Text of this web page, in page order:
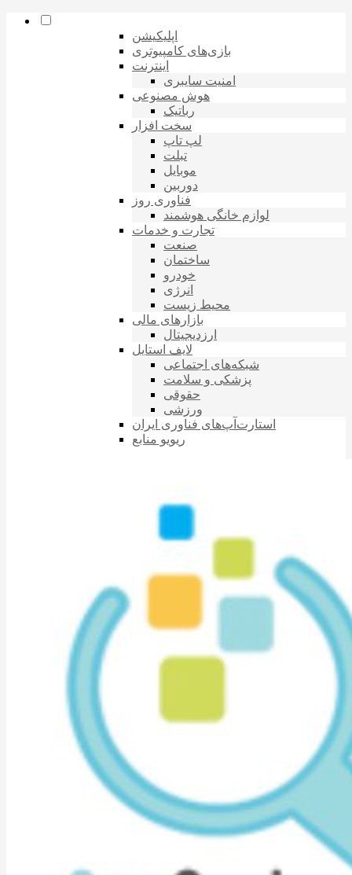
اپلیکیشن
بازی‌های کامپیوتری
اینترنت
امنیت سایبری
هوش مصنوعی
رباتیک
سخت افزار
لپ تاپ
تبلت
موبایل
دوربین
فناوری روز
لوازم خانگی هوشمند
تجارت و خدمات
صنعت
ساختمان
خودرو
انرژی
محیط زیست
بازارهای مالی
ارزدیجیتال
لایف استایل
شبکه‌های اجتماعی
پزشکی و سلامت
حقوقی
ورزشی
استارت‌آپ‌های فناوری ایران
ریویو منابع